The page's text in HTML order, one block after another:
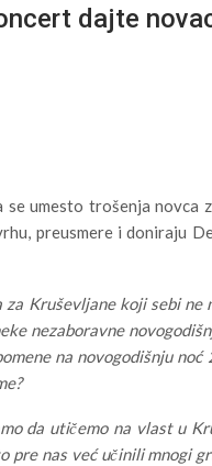
dajte
umesto trošenja novca
preusmere i doniraju
Kruševljane koji sebi ne
nezaboravne
na novogodišnju noć
da utičemo na vlast u
pre nas već učinili mnogi